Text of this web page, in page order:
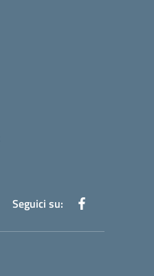
Seguici su: